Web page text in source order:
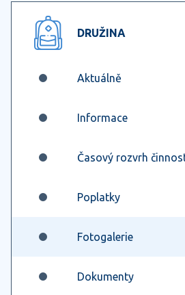
DRUŽINA
Aktuálně
Informace
Časový rozvrh
Poplatky
Fotogalerie
Dokumenty